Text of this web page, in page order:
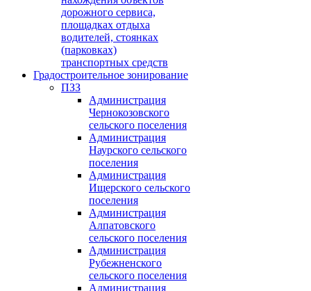
дорожного сервиса,
площадках отдыха
водителей, стоянках
(парковках)
транспортных средств
Градостроительное зонирование
ПЗЗ
Администрация
Чернокозовского
сельского поселения
Администрация
Наурского сельского
поселения
Администрация
Ищерского сельского
поселения
Администрация
Алпатовского
сельского поселения
Администрация
Рубежненского
сельского поселения
Администрация